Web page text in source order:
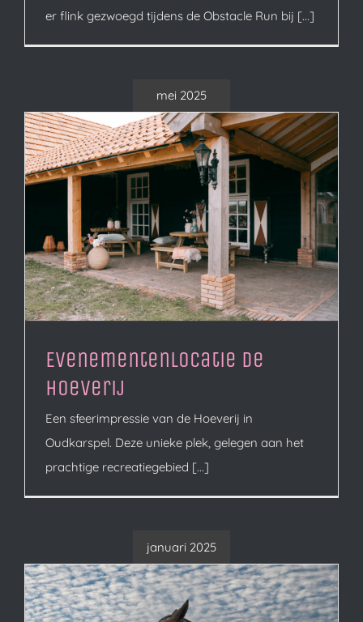
er flink gezwoegd tijdens de Obstacle Run bij [...]
mei 2025
Evenementenlocatie de
Hoeverij
Een sfeerimpressie van de Hoeverij in
Oudkarspel. Deze unieke plek, gelegen aan het
prachtige recreatiegebied [...]
januari 2025